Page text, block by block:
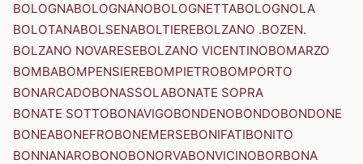
BOLOGNABOLOGNANOBOLOGNETTABOLOGNOLA
BOLOTANABOLSENABOLTIEREBOLZANO .BOZEN.
BOLZANO NOVARESEBOLZANO VICENTINOBOMARZO
BOMBABOMPENSIEREBOMPIETROBOMPORTO
BONARCADOBONASSOLABONATE SOPRA
BONATE SOTTOBONAVIGOBONDENOBONDOBONDONE
BONEABONEFROBONEMERSEBONIFATIBONITO
BONNANAROBONOBONORVABONVICINOBORBONA